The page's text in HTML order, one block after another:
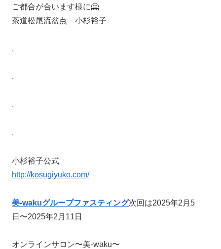
ご都合が合います様に🤗
茶道松尾流盆点 小杉裕子
.
.
.
.
小杉裕子公式
http://kosugiyuko.com/
美-wakuグループファスティング次回は2025年2月5
日〜2025年2月11日
オンラインサロン〜美-waku〜